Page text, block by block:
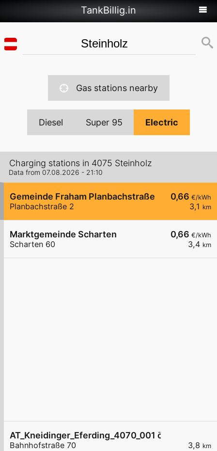
TankBillig.in
Gas stations nearby
Diesel Super 95 Electric
Charging stations in 4075 Steinholz
Data from 07.08.2026 - 21:10
0,66 €/kWh
3,1 km
Gemeinde Fraham Planbachstraße
Planbachstraße 2
0,66 €/kWh
3,4 km
Marktgemeinde Scharten
Scharten 60
3,8 km
AT_Kneidinger_Eferding_4070_001 öffentlich
Bahnhofstraße 70